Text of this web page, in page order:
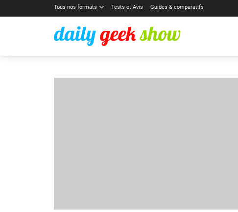
Tous nos formats Tests et Avis Guides & comparatifs